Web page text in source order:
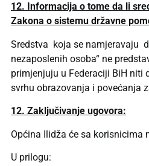
12. Informacija o tome da li
Zakona o sistemu državne
Sredstva koja se namjeravaju
nezaposlenih osoba“ ne
primjenjuju u Federaciji BiH niti
svrhu obrazovanja i povećanja
12. Zaključivanje ugovora:
Općina Ilidža će sa
U prilogu: